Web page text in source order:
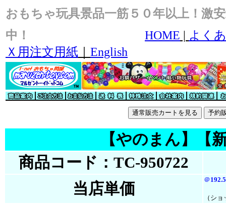
おもちゃ玩具景品一筋５０年以上！激
中！
HOME | よく
Ｘ用注文用紙
English
【やのまん】【
商品コード：TC-950722
当店単価
＠
（シ